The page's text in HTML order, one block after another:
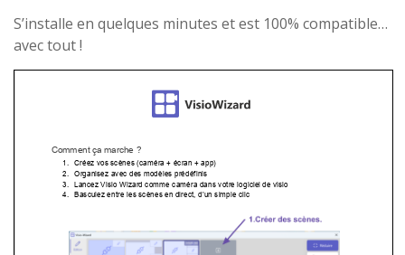
S’installe en quelques minutes et est 100% compatible…
avec tout !